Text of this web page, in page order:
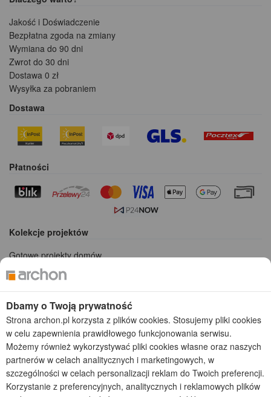
Jakość i Doświadczenie
Bezpłatna zgoda na zmiany
Wymiana do 90 dni
Zwrot do 30 dni
Dostawa 0 zł
Wysyłka za pobraniem
Dostawa
Płatności
Kolekcje projektów
Gotowe projekty domów
Projekty domów tanich w budowie
Projekty domów szeregowych
Projekty małych domów (do 150 m2)
Projekty domów wielorodzinnych
Projekty domów bliźniaczych
Projekty domów nowoczesnych
Projekty domów parterowych
2026 © ARCHON+ Biuro Projektów - Tradycyjne i nowoczesne gotowe
projekty domów - autorska pracownia architektoniczna założona w 1990r.
Dbamy o Twoją prywatność
Strona archon.pl korzysta z plików cookies. Stosujemy pliki cookies
w celu zapewnienia prawidłowego funkcjonowania serwisu.
Możemy również wykorzystywać pliki cookies własne oraz naszych
partnerów w celach analitycznych i marketingowych, w
szczególności w celach personalizacji reklam do Twoich preferencji.
Korzystanie z preferencyjnych, analitycznych i reklamowych plików